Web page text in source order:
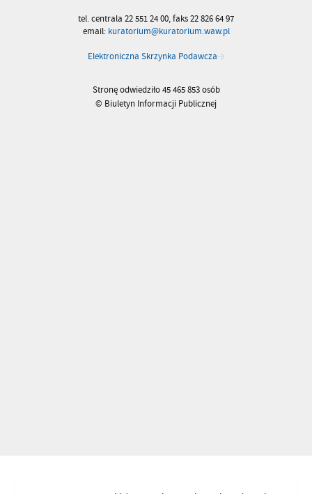
tel. centrala 22 551 24 00, faks 22 826 64 97
email: kuratorium@kuratorium.waw.pl
Elektroniczna Skrzynka Podawcza
Stronę odwiedziło 45 465 853 osób
© Biuletyn Informacji Publicznej